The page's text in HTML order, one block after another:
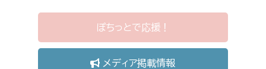
ぽちっとで応援！
メディア掲載情報